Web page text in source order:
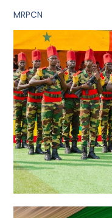
MRPCN